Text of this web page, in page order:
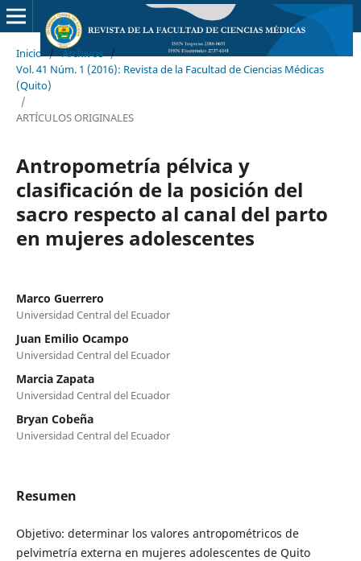
Inicio / Archivos /
Vol. 41 Núm. 1 (2016): Revista de la Facultad de Ciencias Médicas
(Quito)
/
ARTÍCULOS ORIGINALES
Antropometría pélvica y
clasificación de la posición del
sacro respecto al canal del parto
en mujeres adolescentes
Marco Guerrero
Universidad Central del Ecuador
Juan Emilio Ocampo
Universidad Central del Ecuador
Marcia Zapata
Universidad Central del Ecuador
Bryan Cobeña
Universidad Central del Ecuador
Resumen
Objetivo: determinar los valores antropométricos de
pelvimetría externa en mujeres adolescentes de Quito